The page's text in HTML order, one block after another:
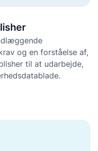
og en forståelse af,
til at udarbejde,